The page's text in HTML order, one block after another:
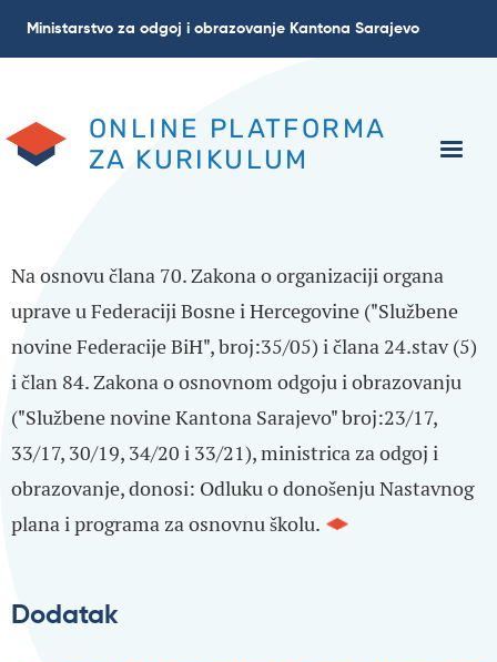
Ministarstvo za odgoj i obrazovanje Kantona Sarajevo
ONLINE PLATFORMA
ZA KURIKULUM
Na osnovu člana 70. Zakona o organizaciji organa
uprave u Federaciji Bosne i Hercegovine ("Službene
novine Federacije BiH", broj:35/05) i člana 24.stav (5)
i član 84. Zakona o osnovnom odgoju i obrazovanju
("Službene novine Kantona Sarajevo" broj:23/17,
33/17, 30/19, 34/20 i 33/21), ministrica za odgoj i
obrazovanje, donosi: Odluku o donošenju Nastavnog
plana i programa za osnovnu školu.
Dodatak